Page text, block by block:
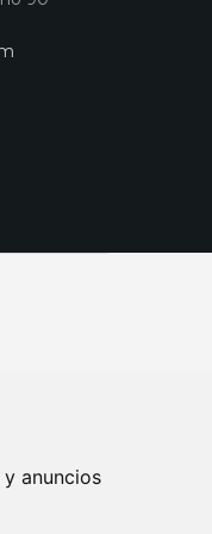
anuncios